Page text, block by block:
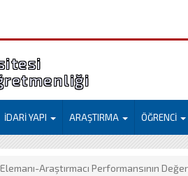
İDARİ YAPI ARAŞTIRMA ÖĞRENCİ
Araştırmacı Performansının